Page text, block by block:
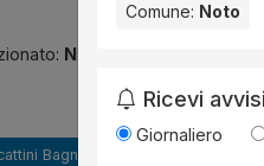
Noto
Bagni (1)
Comune: Noto
Ricevi
Giornaliero